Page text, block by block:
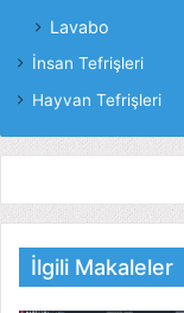
Lavabo
İnsan Tefrişleri
Hayvan Tefrişleri
İlgili Makaleler